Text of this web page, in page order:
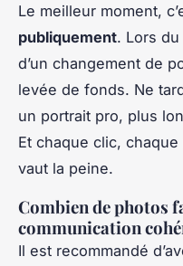
Le meilleur moment,
publiquement. Lors
d’un changement de
levée de fonds. Ne
un portrait pro, plus
Et chaque clic,
vaut la peine.
Combien de photos
communication
Il est recommandé